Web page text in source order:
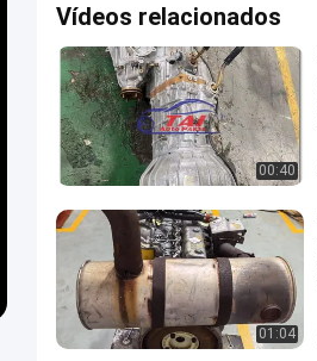
Vídeos relacionados
00:40
01:04